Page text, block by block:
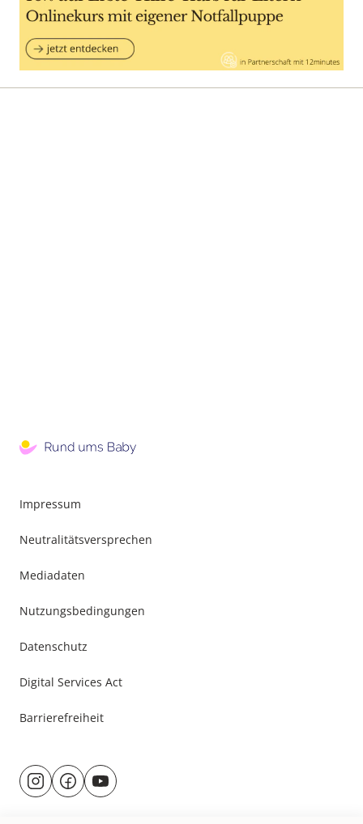
Impressum
Neutralitätsversprechen
Mediadaten
Nutzungsbedingungen
Datenschutz
Digital Services Act
Barrierefreiheit
Besuche
uns@rund.ums.baby
facebook.com/rundumsbaby.de
youtube.com/@rundumsbaby_